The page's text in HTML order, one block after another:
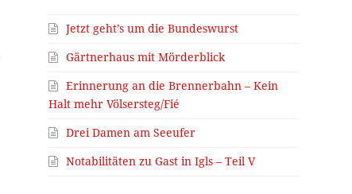
Jetzt geht’s um die Bundeswurst
Gärtnerhaus mit Mörderblick
Erinnerung an die Brennerbahn – Kein
Halt mehr Völsersteg/Fié
Drei Damen am Seeufer
Notabilitäten zu Gast in Igls – Teil V